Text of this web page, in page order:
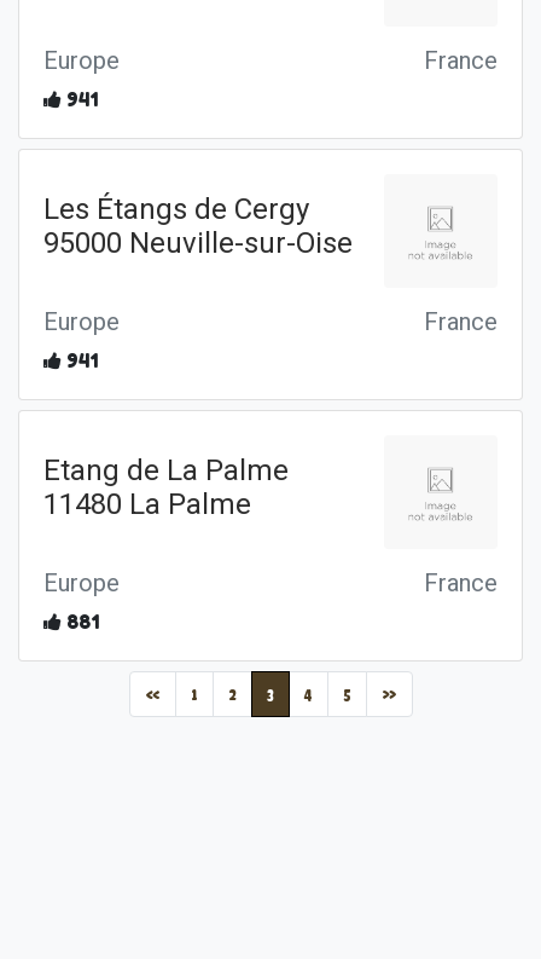
Europe France
941
Les Étangs de Cergy
95000 Neuville-sur-Oise
Europe France
941
Etang de La Palme
11480 La Palme
Europe France
881
« 1 2 3(current)
4 5 »